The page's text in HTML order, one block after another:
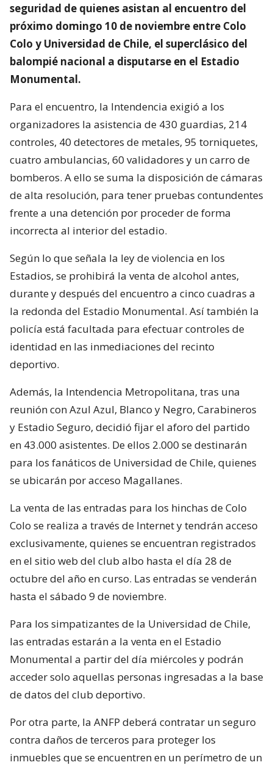
seguridad de quienes asistan al encuentro del
próximo domingo 10 de noviembre entre Colo
Colo y Universidad de Chile, el superclásico del
balompié nacional a disputarse en el Estadio
Monumental.
Para el encuentro, la Intendencia exigió a los
organizadores la asistencia de 430 guardias, 214
controles, 40 detectores de metales, 95 torniquetes,
cuatro ambulancias, 60 validadores y un carro de
bomberos. A ello se suma la disposición de cámaras
de alta resolución, para tener pruebas contundentes
frente a una detención por proceder de forma
incorrecta al interior del estadio.
Según lo que señala la ley de violencia en los
Estadios, se prohibirá la venta de alcohol antes,
durante y después del encuentro a cinco cuadras a
la redonda del Estadio Monumental. Así también la
policía está facultada para efectuar controles de
identidad en las inmediaciones del recinto
deportivo.
Además, la Intendencia Metropolitana, tras una
reunión con Azul Azul, Blanco y Negro, Carabineros
y Estadio Seguro, decidió fijar el aforo del partido
en 43.000 asistentes. De ellos 2.000 se destinarán
para los fanáticos de Universidad de Chile, quienes
se ubicarán por acceso Magallanes.
La venta de las entradas para los hinchas de Colo
Colo se realiza a través de Internet y tendrán acceso
exclusivamente, quienes se encuentran registrados
en el sitio web del club albo hasta el día 28 de
octubre del año en curso. Las entradas se venderán
hasta el sábado 9 de noviembre.
Para los simpatizantes de la Universidad de Chile,
las entradas estarán a la venta en el Estadio
Monumental a partir del día miércoles y podrán
acceder solo aquellas personas ingresadas a la base
de datos del club deportivo.
Por otra parte, la ANFP deberá contratar un seguro
contra daños de terceros para proteger los
inmuebles que se encuentren en un perímetro de un